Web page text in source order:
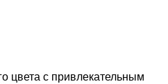
цвета с привлекательным